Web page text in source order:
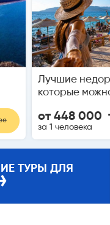
Лучшие
которые
от 448 000
за 1 человека
ТУРЫ ДЛЯ